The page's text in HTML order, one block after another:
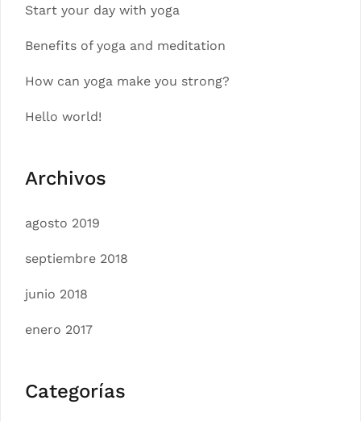
Start your day with yoga
Benefits of yoga and meditation
How can yoga make you strong?
Hello world!
Archivos
agosto 2019
septiembre 2018
junio 2018
enero 2017
Categorías